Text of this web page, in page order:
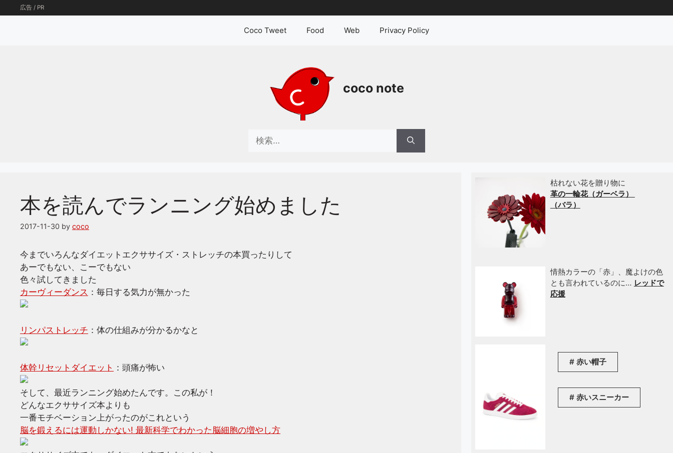
ン
広告 / PR
Coco Tweet Food Web Privacy Policy
coco note
索:
本を読んでランニング始めました
2017-11-30 by coco
今までいろんなダイエットエクササイズ・ストレッチの本買ったりして
あーでもない、こーでもない
色々試してきました
カーヴィーダンス ：毎日する気力が無かった
リンパストレッチ ：体の仕組みが分かるかなと
体幹リセットダイエット ：頭痛が怖い
そして、最近ランニング始めたんです。この私が！
どんなエクササイズ本よりも
一番モチベーション上がったのがこれという
脳を鍛えるには運動しかない! 最新科学でわかった脳細胞の増やし方
枯れない花を贈り物に
革の一輪花（ガーベラ）
（バラ）
情熱カラーの「赤」、魔よけの色
とも言われているのに… レッドで
応援
赤い帽子
赤いスニーカー